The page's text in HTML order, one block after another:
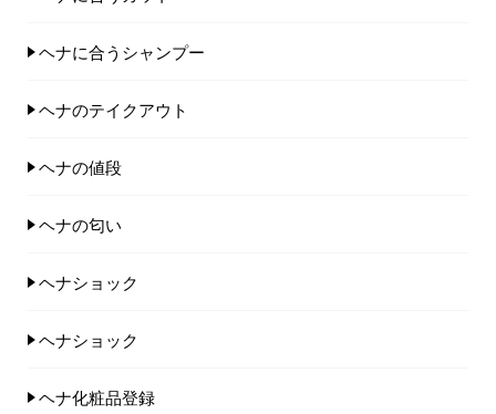
ヘナに合うシャンプー
ヘナのテイクアウト
ヘナの値段
ヘナの匂い
ヘナショック
ヘナショック
ヘナ化粧品登録